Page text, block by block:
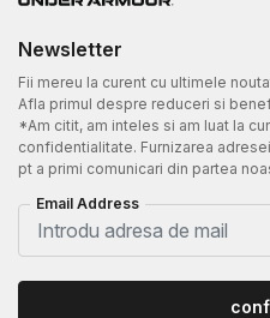
Newsletter
Fii mereu la curent cu ultimele
Afla primul despre reduceri si
*Am citit, am inteles si am luat la
confidentialitate. Furnizarea
pt a primi comunicari din partea
Email Address